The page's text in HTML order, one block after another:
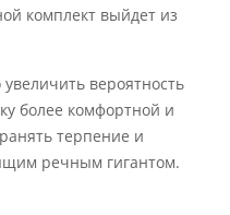
комплект выйдет из
вероятность
более комфортной и
терпение и
речным гигантом.